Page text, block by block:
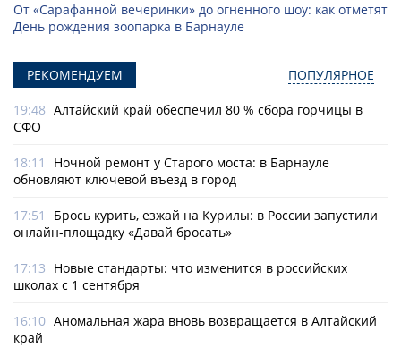
От «Сарафанной вечеринки» до огненного шоу: как отметят
День рождения зоопарка в Барнауле
РЕКОМЕНДУЕМ ПОПУЛЯРНОЕ
19:48 Алтайский край обеспечил 80 % сбора горчицы в
СФО
18:11
Ночной ремонт у Старого моста: в Барнауле
обновляют ключевой въезд в город
17:51
Брось курить, езжай на Курилы: в России запустили
онлайн-­площадку «Давай бросать»
17:13 Новые стандарты: что изменится в российских
школах с 1 сентября
16:10 Аномальная жара вновь возвращается в Алтайский
край